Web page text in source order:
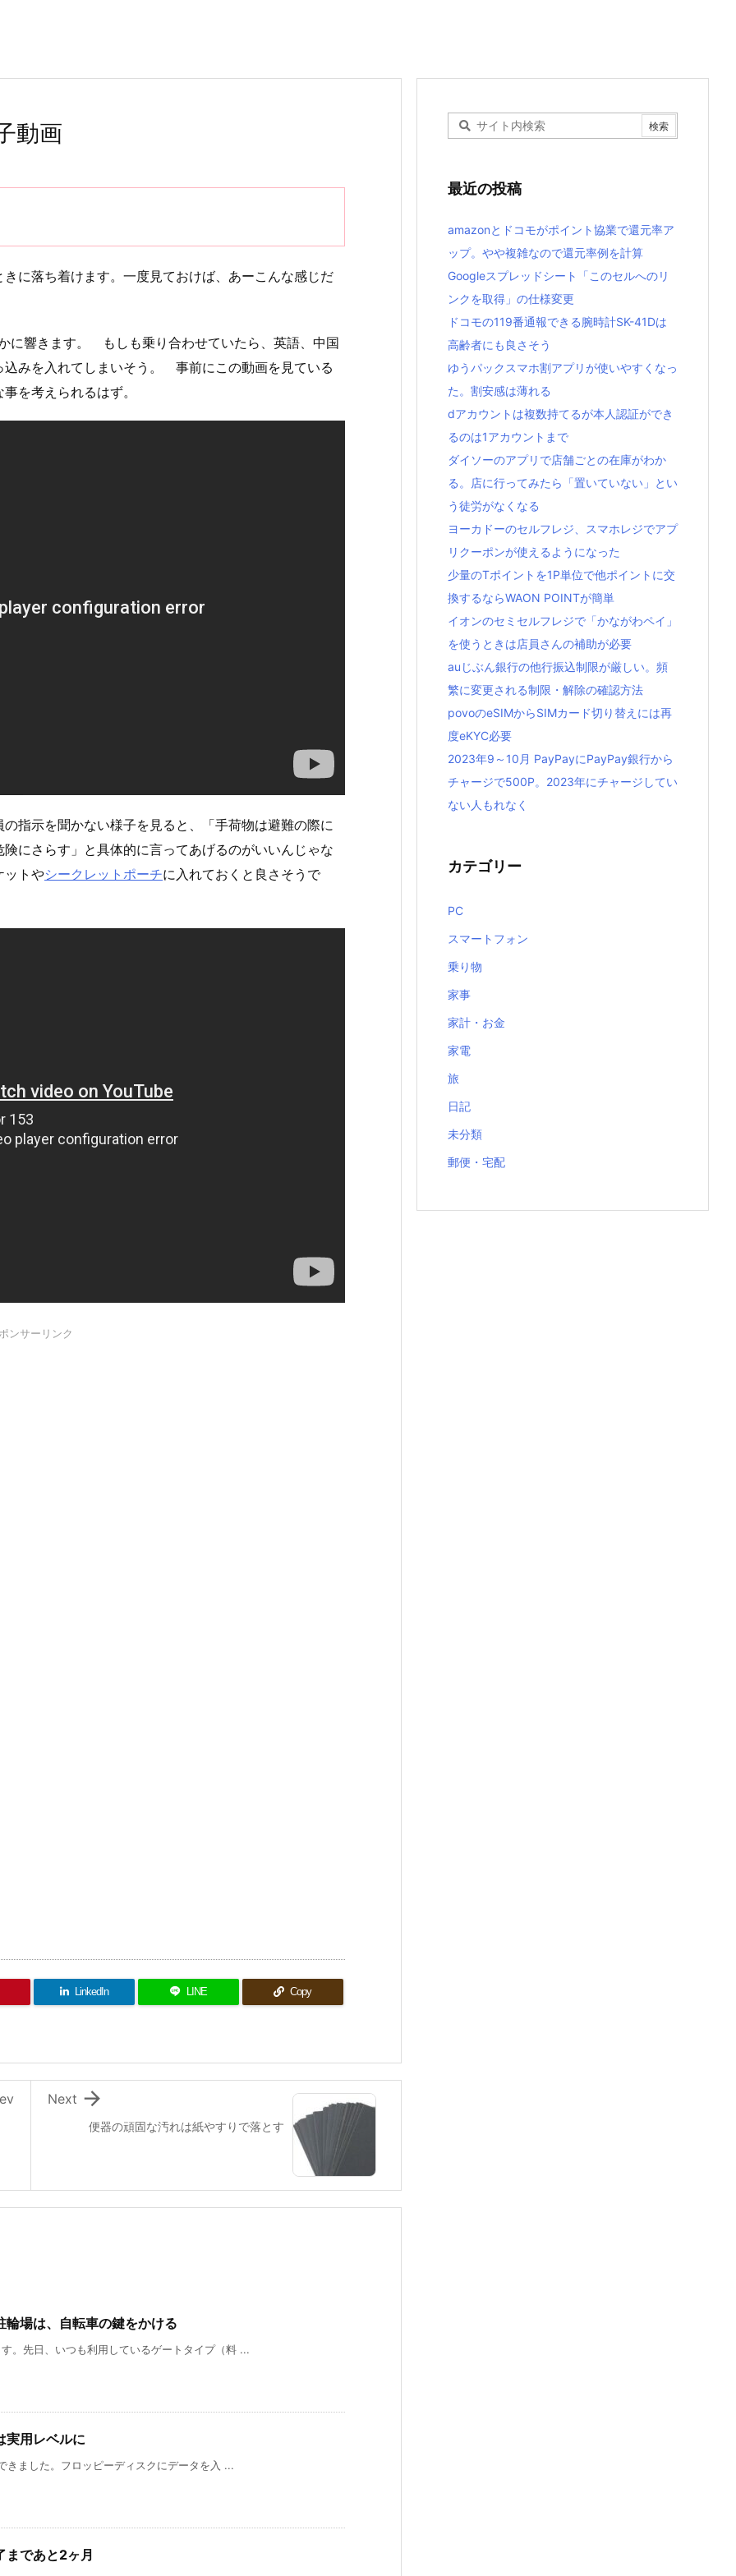
動画
に落ち着けます。一度見ておけば、あーこんな感じだ
に響きます。 もしも乗り合わせていたら、英語、中国
みを入れてしまいそう。 事前にこの動画を見ている
を考えられるはず。
指示を聞かない様子を見ると、「手荷物は避難の際に
にさらす」と具体的に言ってあげるのがいいんじゃな
ットやシークレットポーチに入れておくと良さそうで
ンサーリンク
LinkedIn LINE Copy
便器の頑固な汚れは紙やすりで落とす

Next
場は、自転車の鍵をかける
。先日、いつも利用しているゲートタイプ（料 ...
実用レベルに
きました。フロッピーディスクにデータを入 ...
まであと2ヶ月
最近の投稿
amazonとドコモがポイント協業で還元率ア
ップ。やや複雑なので還元率例を計算
Googleスプレッドシート「このセルへのリ
ンクを取得」の仕様変更
ドコモの119番通報できる腕時計SK-41Dは
高齢者にも良さそう
ゆうパックスマホ割アプリが使いやすくなっ
た。割安感は薄れる
dアカウントは複数持てるが本人認証ができ
るのは1アカウントまで
ダイソーのアプリで店舗ごとの在庫がわか
る。店に行ってみたら「置いていない」とい
う徒労がなくなる
ヨーカドーのセルフレジ、スマホレジでアプ
リクーポンが使えるようになった
少量のTポイントを1P単位で他ポイントに交
換するならWAON POINTが簡単
イオンのセミセルフレジで「かながわペイ」
を使うときは店員さんの補助が必要
auじぶん銀行の他行振込制限が厳しい。頻
繁に変更される制限・解除の確認方法
povoのeSIMからSIMカード切り替えには再
度eKYC必要
2023年9～10月 PayPayにPayPay銀行から
チャージで500P。2023年にチャージしてい
ない人もれなく
カテゴリー
PC
スマートフォン
乗り物
家事
家計・お金
家電
旅
日記
未分類
郵便・宅配